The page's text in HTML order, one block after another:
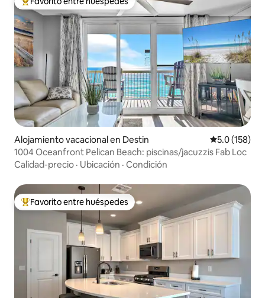
Favorito entre huéspedes preferido
Alojamiento vacacional en Destin Calificación
5.0 (158)
1004 Oceanfront Pelican Beach: piscinas/jacuzzis Fab Loc
Calidad-precio · Ubicación · Condición
Favorito entre huéspedes preferido
Favorito entre huéspedes